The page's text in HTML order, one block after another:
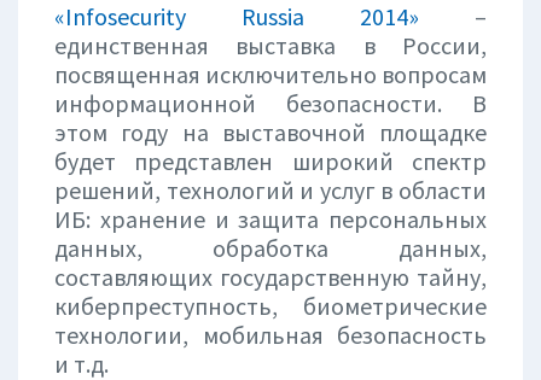
«Infosecurity Russia 2014» –
единственная выставка в России,
посвященная исключительно вопросам
информационной безопасности. В
этом году на выставочной площадке
будет представлен широкий спектр
решений, технологий и услуг в области
ИБ: хранение и защита персональных
данных, обработка данных,
составляющих государственную тайну,
киберпреступность, биометрические
технологии, мобильная безопасность
и т.д.